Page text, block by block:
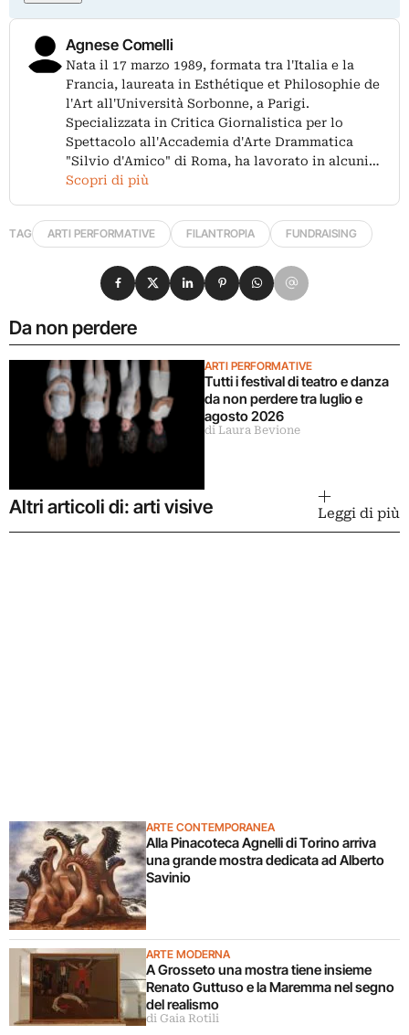
Agnese Comelli
Nata il 17 marzo 1989, formata tra l'Italia e la
Francia, laureata in Esthétique et Philosophie de
l'Art all'Università Sorbonne, a Parigi.
Specializzata in Critica Giornalistica per lo
Spettacolo all'Accademia d'Arte Drammatica
"Silvio d'Amico" di Roma, ha lavorato in alcuni…
Scopri di più
TAG ARTI PERFORMATIVE FILANTROPIA FUNDRAISING
Da non perdere
ARTI PERFORMATIVE
Tutti i festival di teatro e danza
da non perdere tra luglio e
agosto 2026
di Laura Bevione
Condividi su Facebook
Condividi su X
Condividi su LinkedIn
Condividi su Pinterest
Condividi su WhatsApp
Condividi su Email
Altri articoli di: arti visive Leggi di più
ARTE CONTEMPORANEA
Alla Pinacoteca Agnelli di Torino arriva
una grande mostra dedicata ad Alberto
Savinio
ARTE MODERNA
A Grosseto una mostra tiene insieme
Renato Guttuso e la Maremma nel segno
del realismo
di Gaia Rotili